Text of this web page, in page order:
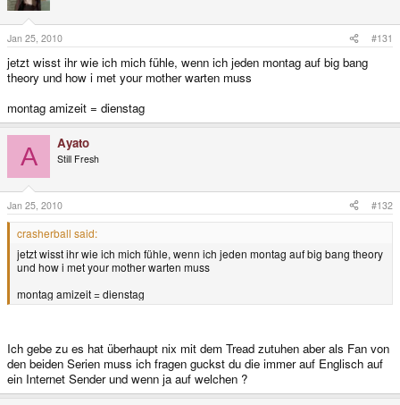
Jan 25, 2010 #131
jetzt wisst ihr wie ich mich fühle, wenn ich jeden montag auf big bang
theory und how i met your mother warten muss
montag amizeit = dienstag
A Ayato
Still Fresh
Jan 25, 2010 #132
crasherball said:
jetzt wisst ihr wie ich mich fühle, wenn ich jeden montag auf big bang theory
und how i met your mother warten muss
montag amizeit = dienstag
Ich gebe zu es hat überhaupt nix mit dem Tread zutuhen aber als Fan von
den beiden Serien muss ich fragen guckst du die immer auf Englisch auf
ein Internet Sender und wenn ja auf welchen ?